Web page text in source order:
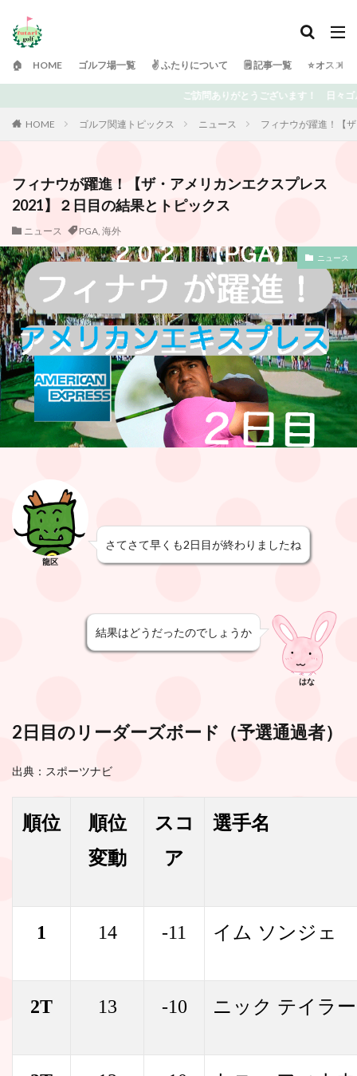
🏠 HOME ゴルフ場一覧 ✌️ ふたりについて 🗒 記事一覧 ⭐️ オスス
訪問ありがとうございます！ 日々ゴルフで頭がいっぱいの「ふたりゴルフ」
HOME ゴルフ関連トピックス ニュース フィナウが躍進！【
フィナウが躍進！【ザ・アメリカンエクスプレス
2021】２日目の結果とトピックス
ニュース PGA, 海外
ニュース
龍区
さてさて早くも2日目が終わりましたね
結果はどうだったのでしょうか
はな
2日目のリーダーズボード（予選通過者）
出典：スポーツナビ
順位
順位
変動
スコ
ア
選手名
1 14 -11 イム ソンジェ
2T 13 -10 ニック テイラー